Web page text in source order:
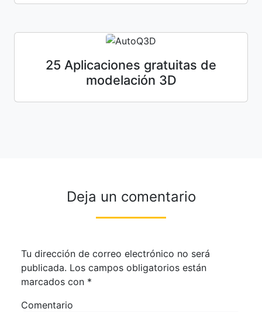
25 Aplicaciones gratuitas de
modelación 3D
Deja un comentario
Tu dirección de correo electrónico no será
publicada. Los campos obligatorios están
marcados con *
Comentario